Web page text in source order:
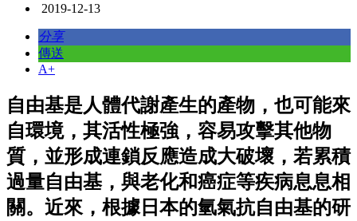
2019-12-13
分享
傳送
A+
自由基是人體代謝產生的產物，也可能來
自環境，其活性極強，容易攻擊其他物
質，並形成連鎖反應造成大破壞，若累積
過量自由基，與老化和癌症等疾病息息相
關。近來，根據日本的氫氣抗自由基的研